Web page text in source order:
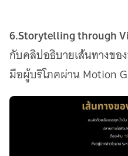
6.Storytelling through
กับคลิปอธิบายเส้นทางข
มือผู้บริโภคผ่าน Motion